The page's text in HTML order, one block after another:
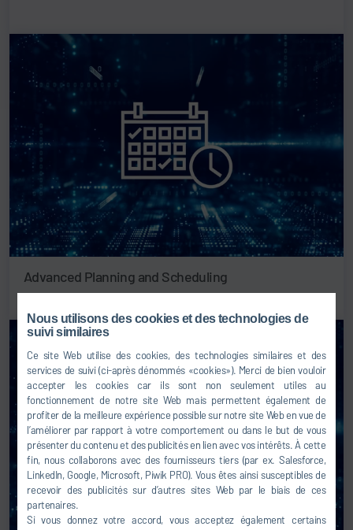
Nous utilisons des cookies et des technologies de
suivi similaires
Ce site Web utilise des cookies, des technologies similaires et des
services de suivi (ci-après dénommés «cookies»). Merci de bien vouloir
accepter les cookies car ils sont non seulement utiles au
fonctionnement de notre site Web mais permettent également de
profiter de la meilleure expérience possible sur notre site Web en vue de
l’améliorer par rapport à votre comportement ou dans le but de vous
présenter du contenu et des publicités en lien avec vos intérêts. À cette
fin, nous collaborons avec des fournisseurs tiers (par ex. Salesforce,
LinkedIn, Google, Microsoft, Piwik PRO). Vous êtes ainsi susceptibles de
recevoir des publicités sur d’autres sites Web par le biais de ces
partenaires.
Si vous donnez votre accord, vous acceptez également certains
Advanced Planning and Scheduling